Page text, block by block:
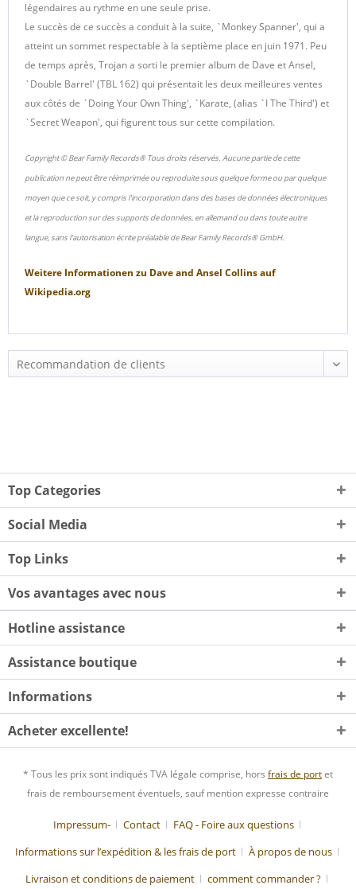
légendaires au rythme en une seule prise.
Le succès de ce succès a conduit à la suite, `Monkey Spanner', qui a
atteint un sommet respectable à la septième place en juin 1971. Peu
de temps après, Trojan a sorti le premier album de Dave et Ansel,
`Double Barrel' (TBL 162) qui présentait les deux meilleures ventes
aux côtés de `Doing Your Own Thing', `Karate, (alias `I The Third') et
`Secret Weapon', qui figurent tous sur cette compilation.
Copyright © Bear Family Records® Tous droits réservés. Aucune partie de cette
publication ne peut être réimprimée ou reproduite sous quelque forme ou par quelque
moyen que ce soit, y compris l'incorporation dans des bases de données électroniques
et la reproduction sur des supports de données, en allemand ou dans toute autre
langue, sans l'autorisation écrite préalable de Bear Family Records® GmbH.
Weitere Informationen zu Dave and Ansel Collinsauf
Wikipedia.org
Top Categories
Social Media
Top Links
Vos avantages avec nous
Hotline assistance
Assistance boutique
Informations
Acheter excellente!
* Tous les prix sont indiqués TVA légale comprise, hors frais de portet
frais de remboursement éventuels, sauf mention expresse contraire
Impressum- Contact
FAQ - Foire aux questions
Informations sur l’expédition & les frais de port
À propos de nous
Livraison et conditions de paiement
comment commander ?